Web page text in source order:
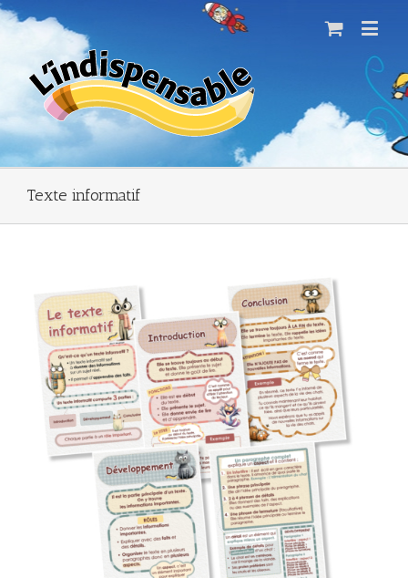
Texte informatif